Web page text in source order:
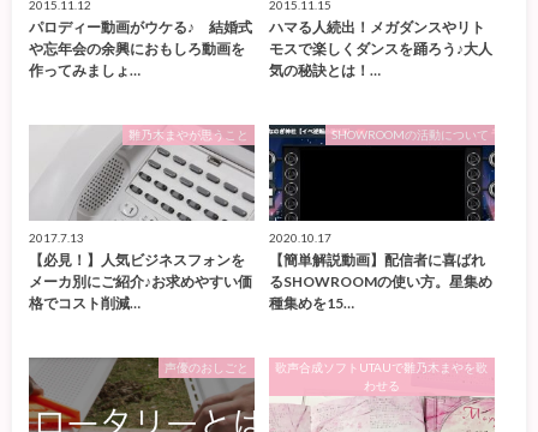
2015.11.12
パロディー動画がウケる♪ 結婚式
や忘年会の余興におもしろ動画を
作ってみましょ…
2015.11.15
ハマる人続出！メガダンスやリト
モスで楽しくダンスを踊ろう♪大人
気の秘訣とは！…
雛乃木まやが思うこと
2017.7.13
【必見！】人気ビジネスフォンを
メーカ別にご紹介♪お求めやすい価
格でコスト削減…
SHOWROOMの活動について
2020.10.17
【簡単解説動画】配信者に喜ばれ
るSHOWROOMの使い方。星集め
種集めを15…
声優のおしごと
歌声合成ソフトUTAUで雛乃木まやを歌
わせる